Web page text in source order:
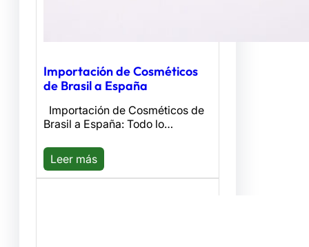
Importación de Cosméticos
de Brasil a España
Importación de Cosméticos de
Brasil a España: Todo lo…
Leer más